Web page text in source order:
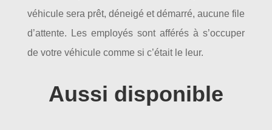
véhicule sera prêt, déneigé et démarré, aucune file
d’attente. Les employés sont afférés à s’occuper
de votre véhicule comme si c’était le leur.
Aussi disponible